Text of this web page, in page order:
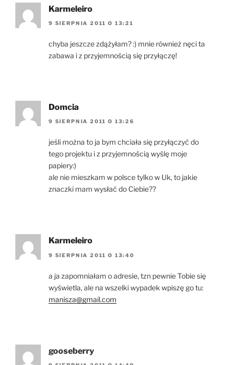
Karmeleiro
9 SIERPNIA 2011 O 13:21
chyba jeszcze zdążyłam? :) mnie również nęci ta
zabawa i z przyjemnością się przyłączę!
Domcia
9 SIERPNIA 2011 O 13:26
jeśli można to ja bym chciała się przyłączyć do
tego projektu i z przyjemnością wyślę moje
papiery:)
ale nie mieszkam w polsce tylko w Uk, to jakie
znaczki mam wysłać do Ciebie??
Karmeleiro
9 SIERPNIA 2011 O 13:40
a ja zapomniałam o adresie, tzn pewnie Tobie się
wyświetla, ale na wszelki wypadek wpiszę go tu:
manisza@gmail.com
gooseberry